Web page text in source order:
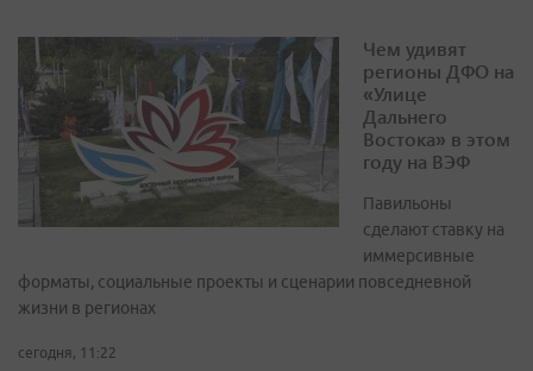
Чем удивят
регионы ДФО на
«Улице
Дальнего
Востока» в этом
году на ВЭФ
Павильоны
сделают ставку на
иммерсивные
форматы, социальные проекты и сценарии повседневной
жизни в регионах
сегодня, 11:22